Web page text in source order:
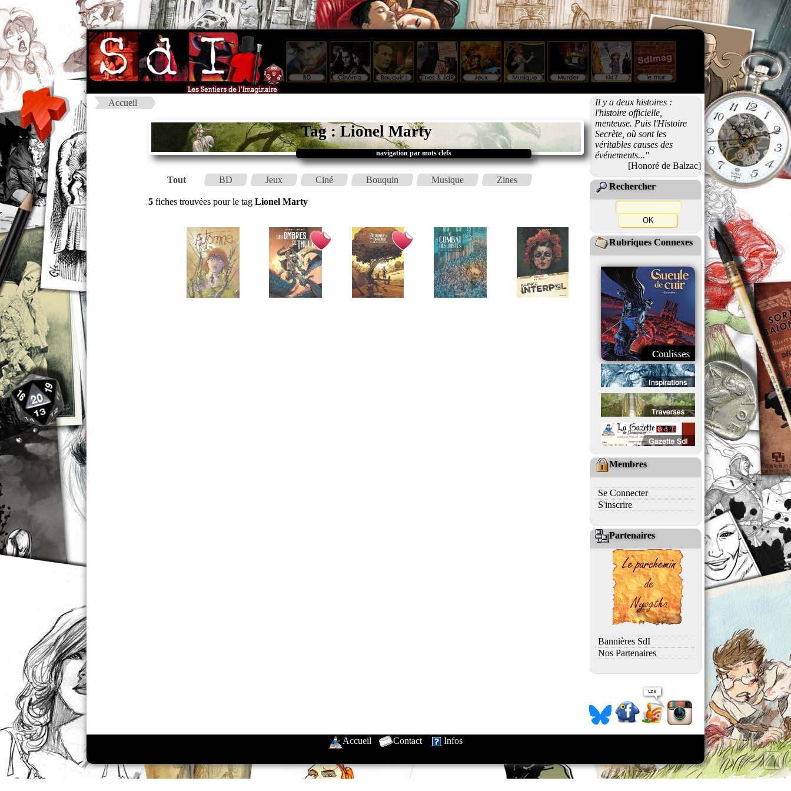
Accueil
Tag : Lionel Marty
navigation par mots clefs
Tout BD Jeux Ciné Bouquin Musique Zines
5 fiches trouvées pour le tag Lionel Marty
Il y a deux histoires :
l'histoire officielle,
menteuse. Puis l'Histoire
Secrète, où sont les
véritables causes des
événements..."
[Honoré de Balzac]
Rechercher
Rubriques Connexes
Membres
Se Connecter
S'inscrire
Partenaires
Bannières SdI
Nos Partenaires
Accueil Contact Infos